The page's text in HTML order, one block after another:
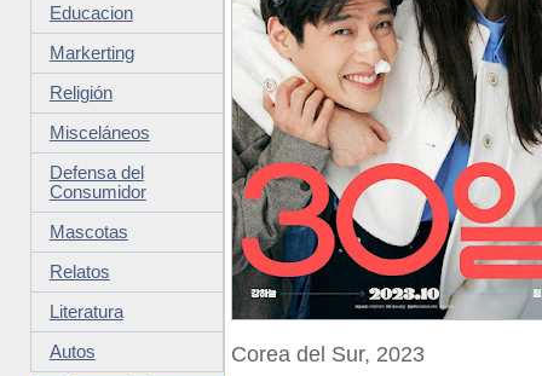
Corea del Sur, 2023
Educacion
Markerting
Religión
Misceláneos
Defensa del
Consumidor
Mascotas
Relatos
Literatura
Autos